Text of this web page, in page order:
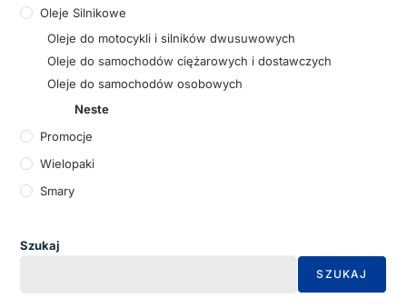
Oleje Silnikowe
Oleje do motocykli i silników dwusuwowych
Oleje do samochodów ciężarowych i dostawczych
Oleje do samochodów osobowych
Neste
Promocje
Wielopaki
Smary
Szukaj
SZUKAJ